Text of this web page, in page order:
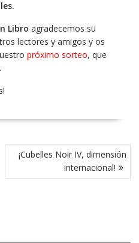
Libro agradecemos su
lectores y amigos y os
próximo sorteo, que
¡Cubelles Noir IV, dimensión
internacional!